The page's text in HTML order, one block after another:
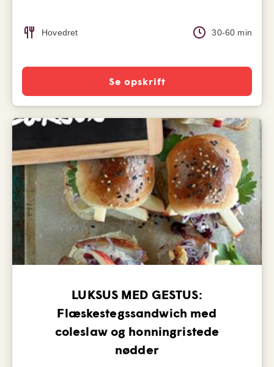
Hovedret 30-60 min
Se opskrift
LUKSUS MED GESTUS:
Flæskestegssandwich med
coleslaw og honningristede
nødder